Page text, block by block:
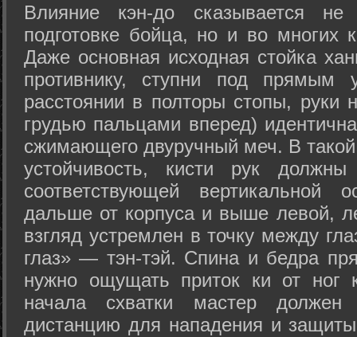
Влияние кэн-до сказывается не
подготовке бойца, но и во многих
Даже основная исходная стойка
противнику, ступни под прямым
расстоянии в полторы стопы, руки
грудью пальцами вперед)
сжимающего двуручный меч. В
устойчивость, кисти рук
соответствующей
дальше от корпуса и выше левой,
взгляд устремлен в точку между
глаз» — тэн-тэй. Спина и бедра
нужно ощущать приток ки от
начала схватки мастер должен
дистанцию для нападения и